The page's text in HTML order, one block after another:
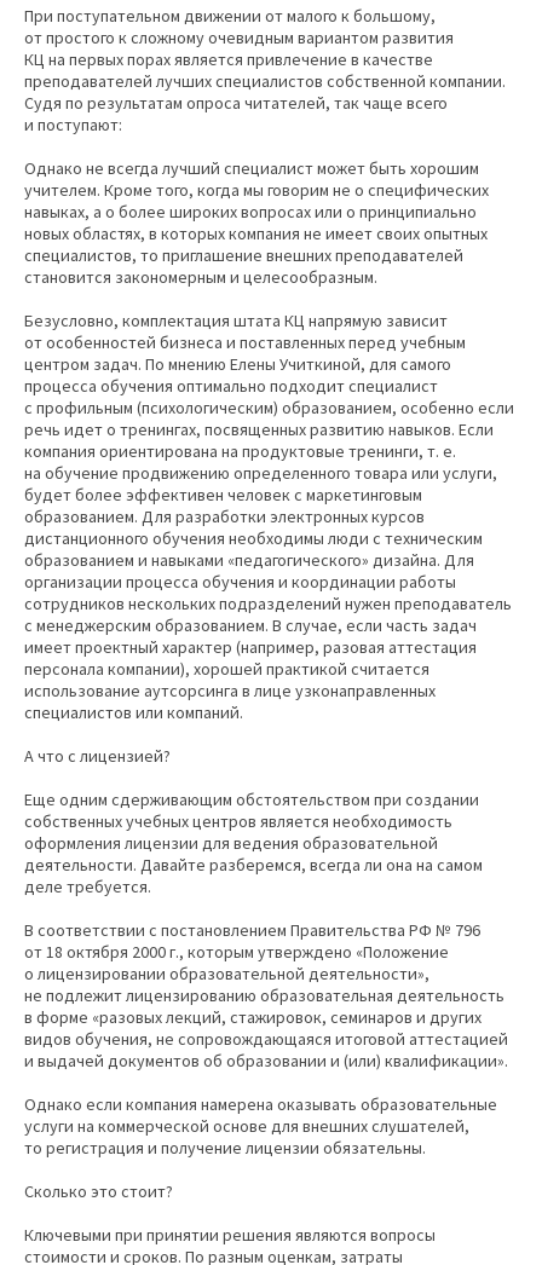
При поступательном движении от малого к большому,
от простого к сложному очевидным вариантом развития
КЦ на первых порах является привлечение в качестве
преподавателей лучших специалистов собственной компании.
Судя по результатам опроса читателей, так чаще всего
и поступают:
Однако не всегда лучший специалист может быть хорошим
учителем. Кроме того, когда мы говорим не о специфических
навыках, а о более широких вопросах или о принципиально
новых областях, в которых компания не имеет своих опытных
специалистов, то приглашение внешних преподавателей
становится закономерным и целесообразным.
Безусловно, комплектация штата КЦ напрямую зависит
от особенностей бизнеса и поставленных перед учебным
центром задач. По мнению Елены Учиткиной, для самого
процесса обучения оптимально подходит специалист
с профильным (психологическим) образованием, особенно если
речь идет о тренингах, посвященных развитию навыков. Если
компания ориентирована на продуктовые тренинги, т. е.
на обучение продвижению определенного товара или услуги,
будет более эффективен человек с маркетинговым
образованием. Для разработки электронных курсов
дистанционного обучения необходимы люди с техническим
образованием и навыками «педагогического» дизайна. Для
организации процесса обучения и координации работы
сотрудников нескольких подразделений нужен преподаватель
с менеджерским образованием. В случае, если часть задач
имеет проектный характер (например, разовая аттестация
персонала компании), хорошей практикой считается
использование аутсорсинга в лице узконаправленных
специалистов или компаний.
А что с лицензией?
Еще одним сдерживающим обстоятельством при создании
собственных учебных центров является необходимость
оформления лицензии для ведения образовательной
деятельности. Давайте разберемся, всегда ли она на самом
деле требуется.
В соответствии с постановлением Правительства РФ № 796
от 18 октября 2000 г., которым утверждено «Положение
о лицензировании образовательной деятельности»,
не подлежит лицензированию образовательная деятельность
в форме «разовых лекций, стажировок, семинаров и других
видов обучения, не сопровождающаяся итоговой аттестацией
и выдачей документов об образовании и (или) квалификации».
Однако если компания намерена оказывать образовательные
услуги на коммерческой основе для внешних слушателей,
то регистрация и получение лицензии обязательны.
Сколько это стоит?
Ключевыми при принятии решения являются вопросы
стоимости и сроков. По разным оценкам, затраты